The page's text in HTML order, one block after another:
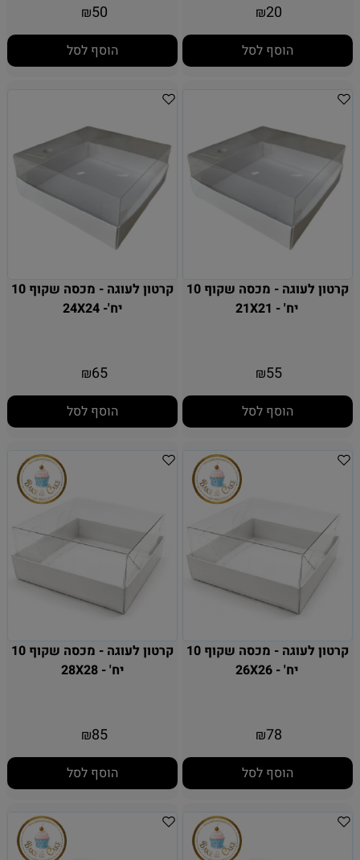
₪20
הוסף לסל
₪50
הוסף לסל
קרטון לעוגה - מכסה שקוף 10
יח' - 21X21
₪55
הוסף לסל
קרטון לעוגה - מכסה שקוף 10
יח'- 24X24
₪65
הוסף לסל
קרטון לעוגה - מכסה שקוף 10
יח' - 26X26
₪78
הוסף לסל
קרטון לעוגה - מכסה שקוף 10
יח' - 28X28
₪85
הוסף לסל